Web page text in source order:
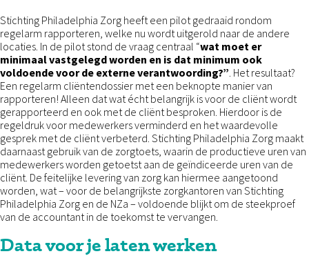
Stichting Philadelphia Zorg heeft een pilot gedraaid rondom
regelarm rapporteren, welke nu wordt uitgerold naar de andere
locaties. In de pilot stond de vraag centraal “wat moet er
minimaal vastgelegd worden en is dat minimum ook
voldoende voor de externe verantwoording?”. Het resultaat?
Een regelarm cliëntendossier met een beknopte manier van
rapporteren! Alleen dat wat écht belangrijk is voor de cliënt wordt
gerapporteerd en ook met de cliënt besproken. Hierdoor is de
regeldruk voor medewerkers verminderd en het waardevolle
gesprek met de cliënt verbeterd. Stichting Philadelphia Zorg maakt
daarnaast gebruik van de zorgtoets, waarin de productieve uren van
medewerkers worden getoetst aan de geïndiceerde uren van de
cliënt. De feitelijke levering van zorg kan hiermee aangetoond
worden, wat – voor de belangrijkste zorgkantoren van Stichting
Philadelphia Zorg en de NZa – voldoende blijkt om de steekproef
van de accountant in de toekomst te vervangen.
Data voor je laten werken